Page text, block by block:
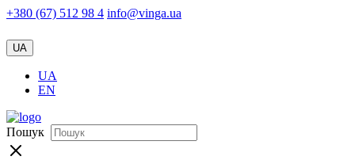
+380 (67) 512 98 4 info@vinga.ua
UA
UA
EN
Пошук